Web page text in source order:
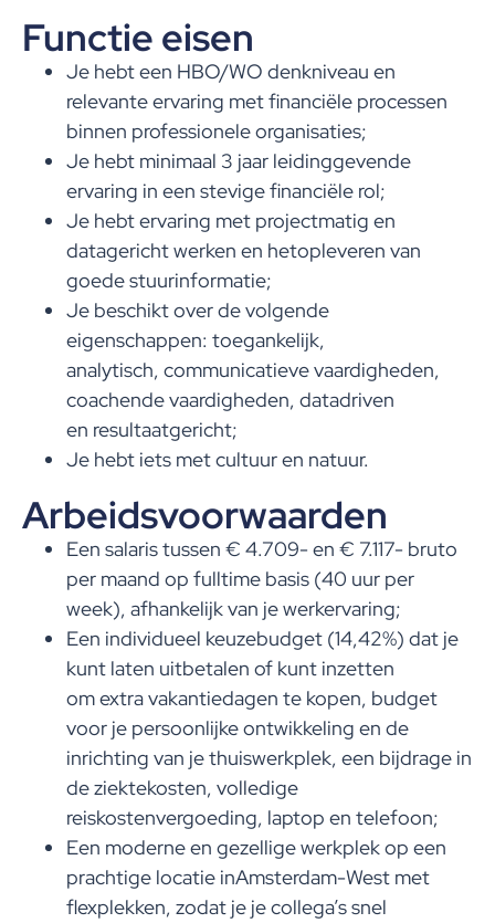
Functie eisen
Je hebt een HBO/WO denkniveau en
relevante ervaring met financiële processen
binnen professionele organisaties;
Je hebt minimaal 3 jaar leidinggevende
ervaring in een stevige financiële rol;
Je hebt ervaring met projectmatig en
datagericht werken en hetopleveren van
goede stuurinformatie;
Je beschikt over de volgende
eigenschappen: toegankelijk,
analytisch, communicatieve vaardigheden,
coachende vaardigheden, datadriven
en resultaatgericht;
Je hebt iets met cultuur en natuur.
Arbeidsvoorwaarden
Een salaris tussen € 4.709- en € 7.117- bruto
per maand op fulltime basis (40 uur per
week), afhankelijk van je werkervaring;
Een individueel keuzebudget (14,42%) dat je
kunt laten uitbetalen of kunt inzetten
om extra vakantiedagen te kopen, budget
voor je persoonlijke ontwikkeling en de
inrichting van je thuiswerkplek, een bijdrage in
de ziektekosten, volledige
reiskostenvergoeding, laptop en telefoon;
Een moderne en gezellige werkplek op een
prachtige locatie inAmsterdam-West met
flexplekken, zodat je je collega’s snel